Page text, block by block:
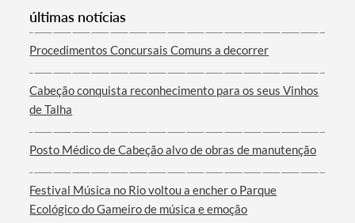
Termo de Pesquisa
Categorias gerais
últimas notícias
Procedimentos Concursais Comuns a decorrer
Cabeção conquista reconhecimento para os seus Vinhos
de Talha
Posto Médico de Cabeção alvo de obras de manutenção
Festival Música no Rio voltou a encher o Parque
Ecológico do Gameiro de música e emoção